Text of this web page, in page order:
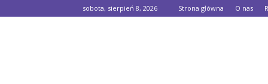
sobota, sierpień 8, 2026 Strona główna O nas